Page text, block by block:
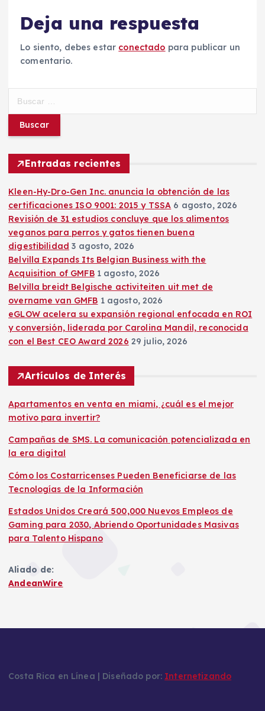
i
ó
n
d
e
e
n
t
r
a
d
a
s
Deja una respuesta
Lo siento, debes estar conectado para publicar un
comentario.
c
:
Entradas recientes
Kleen-Hy-Dro-Gen Inc. anuncia la obtención de las
certificaciones ISO 9001: 2015 y TSSA 6 agosto, 2026
Revisión de 31 estudios concluye que los alimentos
veganos para perros y gatos tienen buena
digestibilidad 3 agosto, 2026
Belvilla Expands Its Belgian Business with the
Acquisition of GMFB 1 agosto, 2026
Belvilla breidt Belgische activiteiten uit met de
overname van GMFB 1 agosto, 2026
eGLOW acelera su expansión regional enfocada en ROI
y conversión, liderada por Carolina Mandil, reconocida
con el Best CEO Award 2026 29 julio, 2026
Artículos de Interés
Apartamentos en venta en miami, ¿cuál es el mejor
motivo para invertir?
Campañas de SMS. La comunicación potencializada en
la era digital
Cómo los Costarricenses Pueden Beneficiarse de las
Tecnologías de la Información
Estados Unidos Creará 500,000 Nuevos Empleos de
Gaming para 2030, Abriendo Oportunidades Masivas
para Talento Hispano
Aliado de:
AndeanWire
Costa Rica en Línea | Diseñado por: Internetizando